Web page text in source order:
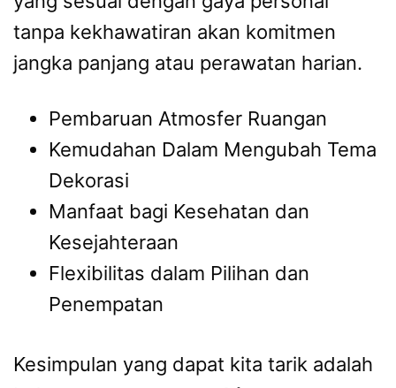
tanpa kekhawatiran akan komitmen
jangka panjang atau perawatan harian.
Pembaruan Atmosfer Ruangan
Kemudahan Dalam Mengubah Tema
Dekorasi
Manfaat bagi Kesehatan dan
Kesejahteraan
Flexibilitas dalam Pilihan dan
Penempatan
Kesimpulan yang dapat kita tarik adalah